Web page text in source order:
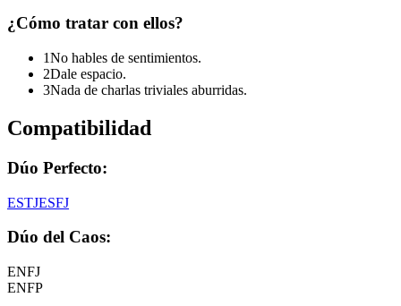
¿Cómo tratar con ellos?
1No hables de sentimientos.
2Dale espacio.
3Nada de charlas triviales aburridas.
Compatibilidad
Dúo Perfecto:
ESTJESFJ
Dúo del Caos:
ENFJ
ENFP